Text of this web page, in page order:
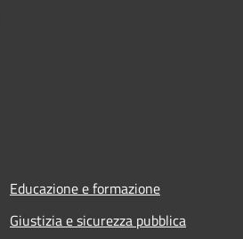
Educazione e formazione
Giustizia e sicurezza pubblica